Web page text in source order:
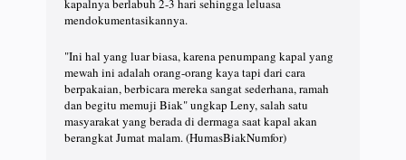
kapalnya berlabuh 2-3 hari sehingga leluasa
mendokumentasikannya.
"Ini hal yang luar biasa, karena penumpang kapal yang
mewah ini adalah orang-orang kaya tapi dari cara
berpakaian, berbicara mereka sangat sederhana, ramah
dan begitu memuji Biak" ungkap Leny, salah satu
masyarakat yang berada di dermaga saat kapal akan
berangkat Jumat malam. (HumasBiakNumfor)